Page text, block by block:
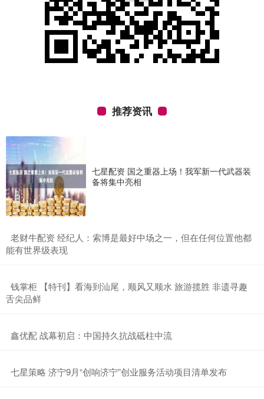
推荐资讯
七星配资 国之重器上场！我军新一代武器装
备将集中亮相
​老财牛配资 经纪人：索博是最好中场之一，但在任何位置他都
能有世界级表现
​钱掌柜 【特刊】看海到汕尾，顺风又顺水 旅游揽胜 非遗寻趣
舌尖品鲜
​鑫优配 战幕初启：中国持久抗战砥柱中流
​七星策略 济宁9月“创响济宁”创业服务活动项目清单发布